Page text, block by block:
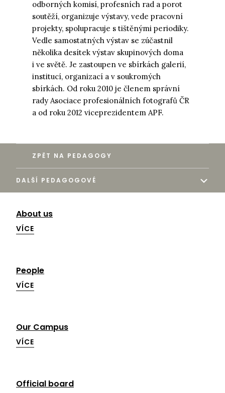
odborných komisí, profesních rad a porot
soutěží, organizuje výstavy, vede pracovní
projekty, spolupracuje s tištěnými periodiky.
Vedle samostatných výstav se zúčastnil
několika desítek výstav skupinových doma
i ve světě. Je zastoupen ve sbírkách galerií,
institucí, organizací a v soukromých
sbírkách. Od roku 2010 je členem správní
rady Asociace profesionálních fotografů ČR
a od roku 2012 viceprezidentem APF.
ZPĚT NA PEDAGOGY
DALŠÍ PEDAGOGOVÉ
About us
VÍCE
People
VÍCE
Our Campus
VÍCE
Official board